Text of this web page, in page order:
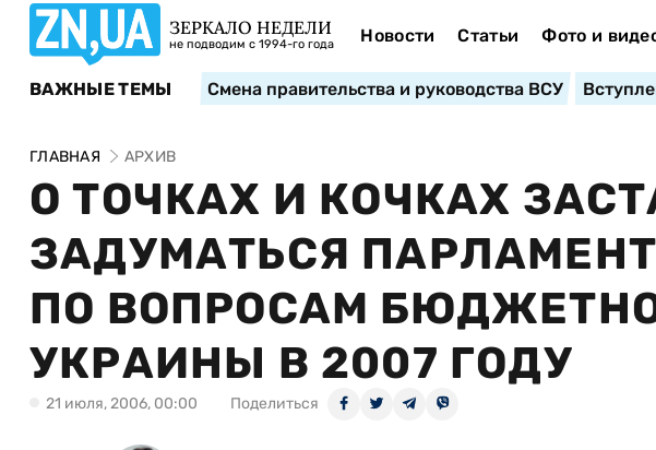
ЗЕРКАЛО НЕДЕЛИ
не подводим с 1994-го года Новости Статьи Фото и
ВАЖНЫЕ ТЕМЫ Смена правительства и руководства ВСУ
ГЛАВНАЯ АРХИВ
О ТОЧКАХ И КОЧКАХ
ЗАДУМАТЬСЯ
ПО ВОПРОСАМ
УКРАИНЫ В 2007 ГОДУ
21 июля, 2006, 00:00 Поделиться